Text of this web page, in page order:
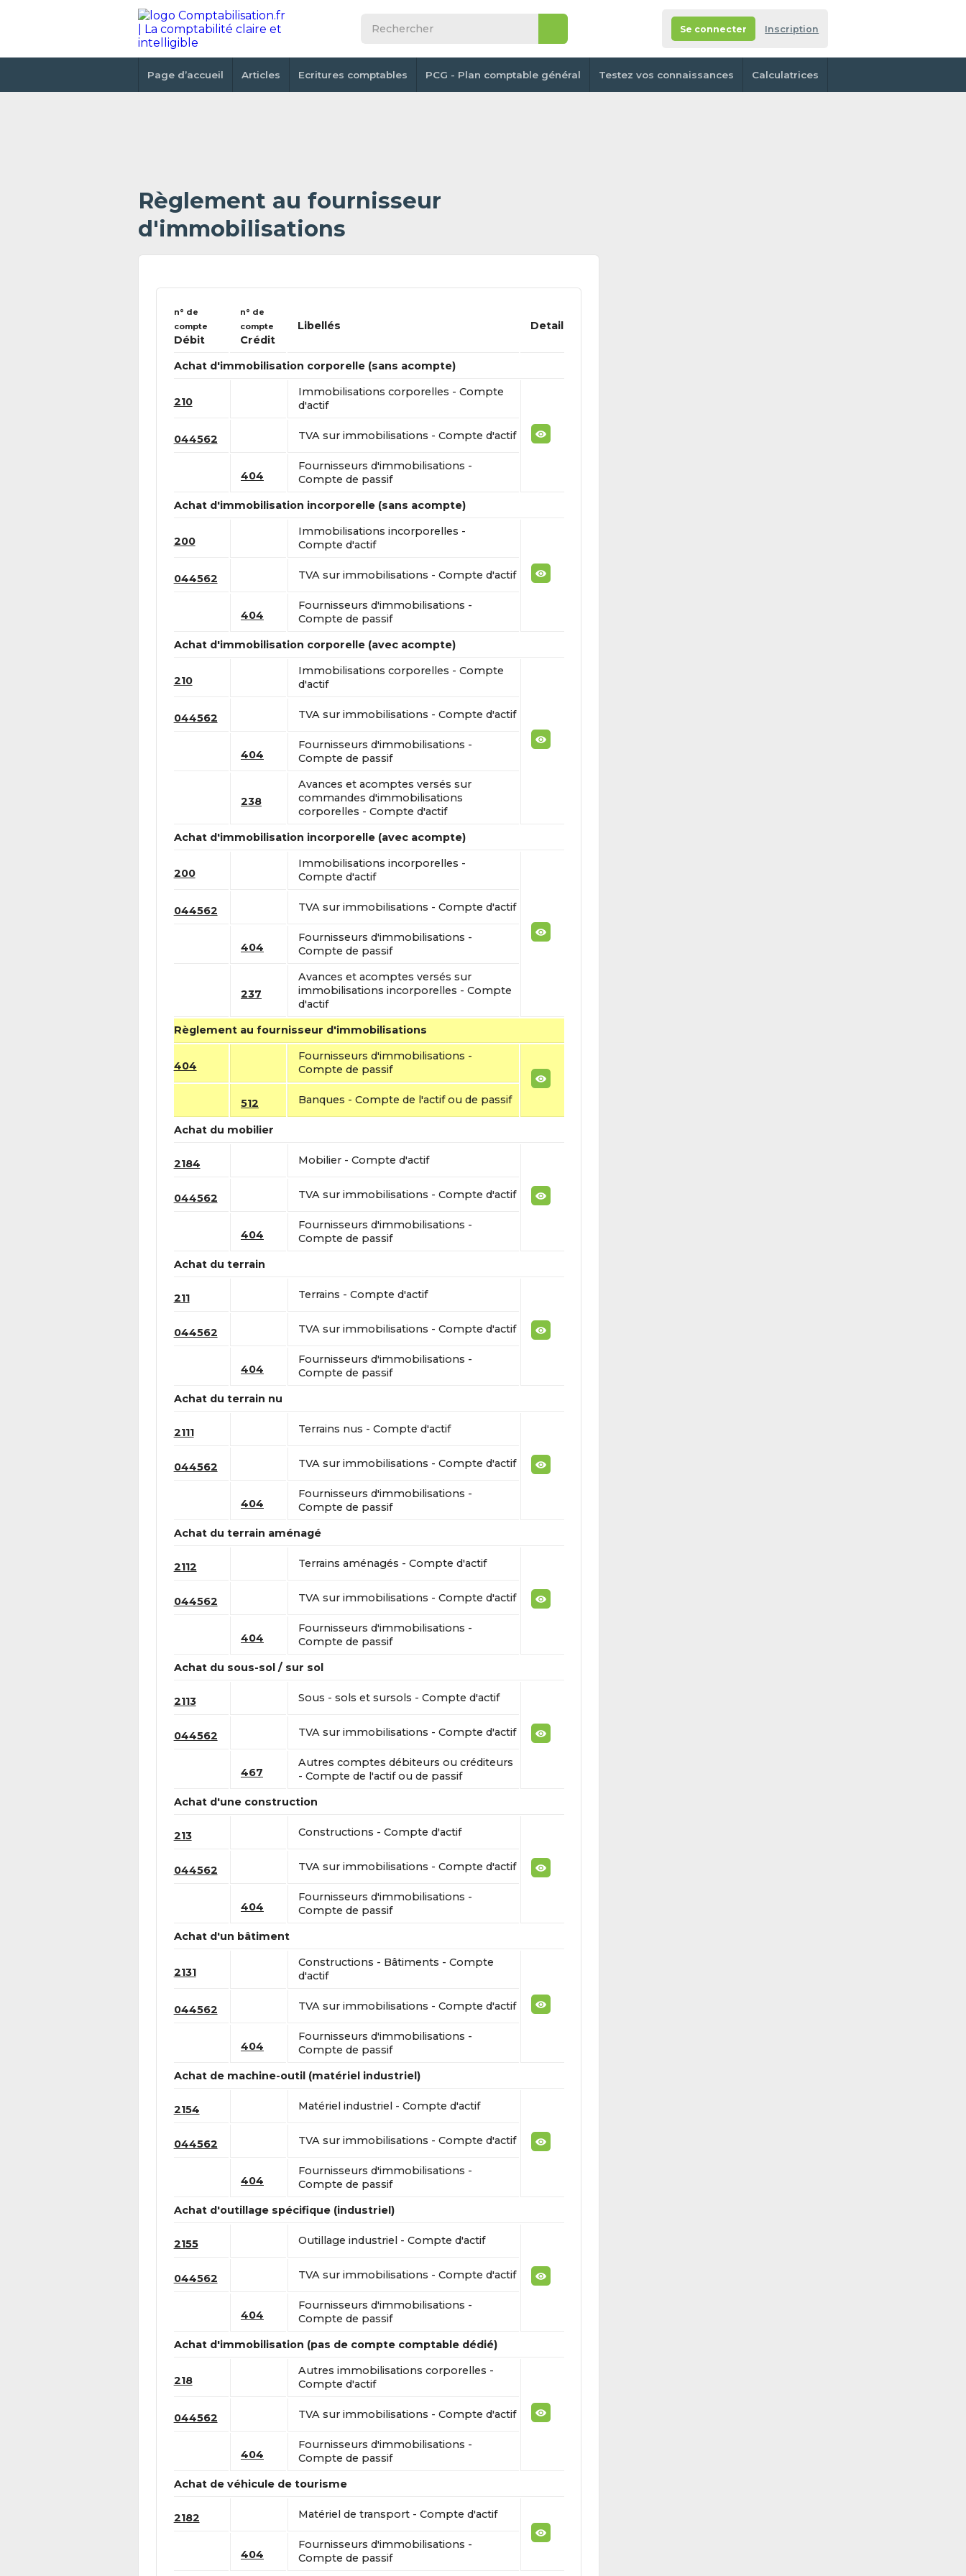
Se connecter Inscription
Page d’accueil Articles Ecritures comptables PCG - Plan comptable général Testez vos connaissances Calculatrices
Règlement au fournisseur
d'immobilisations
n° de
compte
Débit
n° de
compte
Crédit
Libellés Detail
Achat d'immobilisation corporelle (sans acompte)
210
Immobilisations corporelles - Compte
d'actif
044562 TVA sur immobilisations - Compte d'actif
404
Fournisseurs d'immobilisations -
Compte de passif
Achat d'immobilisation incorporelle (sans acompte)
200
Immobilisations incorporelles -
Compte d'actif
044562 TVA sur immobilisations - Compte d'actif
404
Fournisseurs d'immobilisations -
Compte de passif
Achat d'immobilisation corporelle (avec acompte)
210
Immobilisations corporelles - Compte
d'actif
044562 TVA sur immobilisations - Compte d'actif
404
Fournisseurs d'immobilisations -
Compte de passif
238
Avances et acomptes versés sur
commandes d'immobilisations
corporelles - Compte d'actif
Achat d'immobilisation incorporelle (avec acompte)
200
Immobilisations incorporelles -
Compte d'actif
044562 TVA sur immobilisations - Compte d'actif
404
Fournisseurs d'immobilisations -
Compte de passif
237
Avances et acomptes versés sur
immobilisations incorporelles - Compte
d'actif
Règlement au fournisseur d'immobilisations
404
Fournisseurs d'immobilisations -
Compte de passif
512 Banques - Compte de l'actif ou de passif
Achat du mobilier
2184 Mobilier - Compte d'actif
044562 TVA sur immobilisations - Compte d'actif
404
Fournisseurs d'immobilisations -
Compte de passif
Achat du terrain
211 Terrains - Compte d'actif
044562 TVA sur immobilisations - Compte d'actif
404
Fournisseurs d'immobilisations -
Compte de passif
Achat du terrain nu
2111 Terrains nus - Compte d'actif
044562 TVA sur immobilisations - Compte d'actif
404
Fournisseurs d'immobilisations -
Compte de passif
Achat du terrain aménagé
2112 Terrains aménagés - Compte d'actif
044562 TVA sur immobilisations - Compte d'actif
404
Fournisseurs d'immobilisations -
Compte de passif
Achat du sous-sol / sur sol
2113 Sous - sols et sursols - Compte d'actif
044562 TVA sur immobilisations - Compte d'actif
467
Autres comptes débiteurs ou créditeurs
- Compte de l'actif ou de passif
Achat d'une construction
213 Constructions - Compte d'actif
044562 TVA sur immobilisations - Compte d'actif
404
Fournisseurs d'immobilisations -
Compte de passif
Achat d'un bâtiment
2131
Constructions - Bâtiments - Compte
d'actif
044562 TVA sur immobilisations - Compte d'actif
404
Fournisseurs d'immobilisations -
Compte de passif
Achat de machine-outil (matériel industriel)
2154 Matériel industriel - Compte d'actif
044562 TVA sur immobilisations - Compte d'actif
404
Fournisseurs d'immobilisations -
Compte de passif
Achat d'outillage spécifique (industriel)
2155 Outillage industriel - Compte d'actif
044562 TVA sur immobilisations - Compte d'actif
404
Fournisseurs d'immobilisations -
Compte de passif
Achat d'immobilisation (pas de compte comptable dédié)
218
Autres immobilisations corporelles -
Compte d'actif
044562 TVA sur immobilisations - Compte d'actif
404
Fournisseurs d'immobilisations -
Compte de passif
Achat de véhicule de tourisme
2182 Matériel de transport - Compte d'actif
404
Fournisseurs d'immobilisations -
Compte de passif